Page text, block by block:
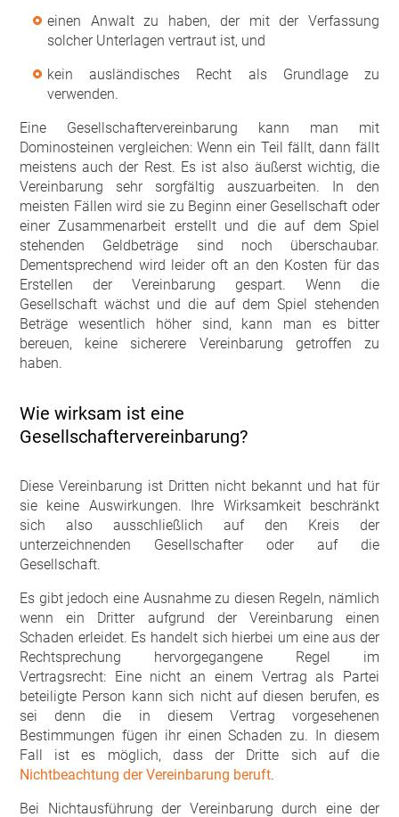
einen Anwalt zu haben, der mit der Verfassung
solcher Unterlagen vertraut ist, und
kein ausländisches Recht als Grundlage zu
verwenden.
Eine Gesellschaftervereinbarung kann man mit
Dominosteinen vergleichen: Wenn ein Teil fällt, dann fällt
meistens auch der Rest. Es ist also äußerst wichtig, die
Vereinbarung sehr sorgfältig auszuarbeiten. In den
meisten Fällen wird sie zu Beginn einer Gesellschaft oder
einer Zusammenarbeit erstellt und die auf dem Spiel
stehenden Geldbeträge sind noch überschaubar.
Dementsprechend wird leider oft an den Kosten für das
Erstellen der Vereinbarung gespart. Wenn die
Gesellschaft wächst und die auf dem Spiel stehenden
Beträge wesentlich höher sind, kann man es bitter
bereuen, keine sicherere Vereinbarung getroffen zu
haben.
Wie wirksam ist eine
Gesellschaftervereinbarung?
Diese Vereinbarung ist Dritten nicht bekannt und hat für
sie keine Auswirkungen. Ihre Wirksamkeit beschränkt
sich also ausschließlich auf den Kreis der
unterzeichnenden Gesellschafter oder auf die
Gesellschaft.
Es gibt jedoch eine Ausnahme zu diesen Regeln, nämlich
wenn ein Dritter aufgrund der Vereinbarung einen
Schaden erleidet. Es handelt sich hierbei um eine aus der
Rechtsprechung hervorgegangene Regel im
Vertragsrecht: Eine nicht an einem Vertrag als Partei
beteiligte Person kann sich nicht auf diesen berufen, es
sei denn die in diesem Vertrag vorgesehenen
Bestimmungen fügen ihr einen Schaden zu. In diesem
Fall ist es möglich, dass der Dritte sich auf die
Nichtbeachtung der Vereinbarung beruft.
Bei Nichtausführung der Vereinbarung durch eine der